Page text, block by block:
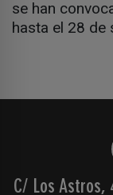
se han
hasta el 28 de
C/ Los Astros,